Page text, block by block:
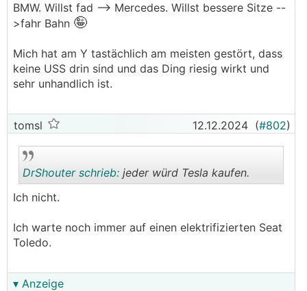
BMW. Willst fad --> Mercedes. Willst bessere Sitze --
>fahr Bahn 🤪
Mich hat am Y tastächlich am meisten gestört, dass
keine USS drin sind und das Ding riesig wirkt und
sehr unhandlich ist.
tomsl 12.12.2024 (#802)
..
DrShouter schrieb: jeder würd Tesla kaufen.
Ich nicht.
Ich warte noch immer auf einen elektrifizierten Seat
Toledo.
▾ Anzeige